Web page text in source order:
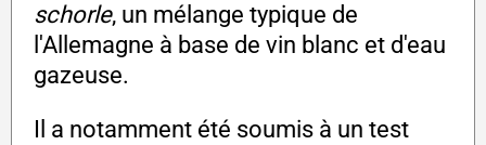
schorle, un mélange typique de
l'Allemagne à base de vin blanc et d'eau
gazeuse.
Il a notamment été soumis à un test